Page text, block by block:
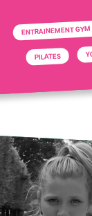
ENTRAINEMENT
PILATES